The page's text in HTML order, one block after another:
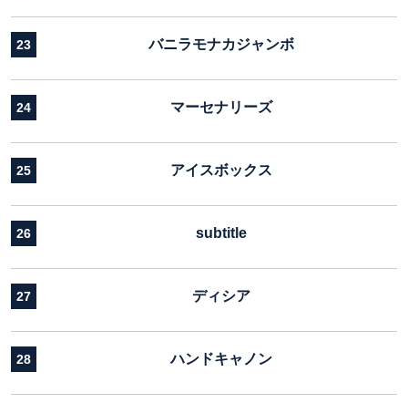
23 バニラモナカジャンボ
24 マーセナリーズ
25 アイスボックス
26 subtitle
27 ディシア
28 ハンドキャノン